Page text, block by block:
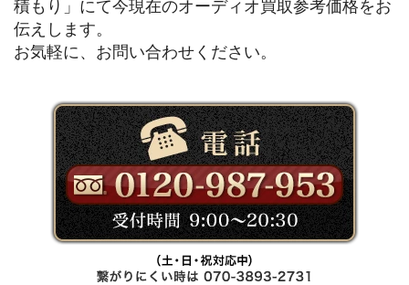
積もり」にて今現在のオーディオ買取参考価格をお
伝えします。
お気軽に、お問い合わせください。